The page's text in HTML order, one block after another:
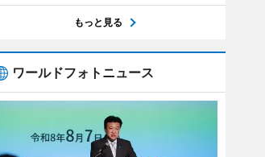
もっと見る
ワールドフォトニュース